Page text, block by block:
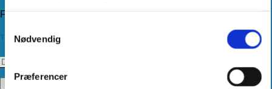
Nødvendig
Præferencer
Følg os
Tilmeld dig vores nyhedsbrev